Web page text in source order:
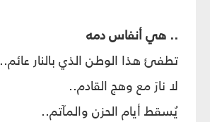
.. هي أنفاس دمه
تطفئ هذا الوطن الذي بالنار عائم..
لا نارَ مع وهج القادم..
يُسقط أيام الحزن والمآتم..